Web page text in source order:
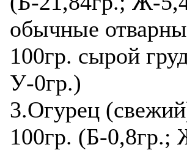
обычные
100гр. сырой
У-0гр.)
3.Огурец
100гр. (Б-